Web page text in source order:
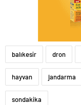
balıkesir dron
hayvan jandarma
sondakika